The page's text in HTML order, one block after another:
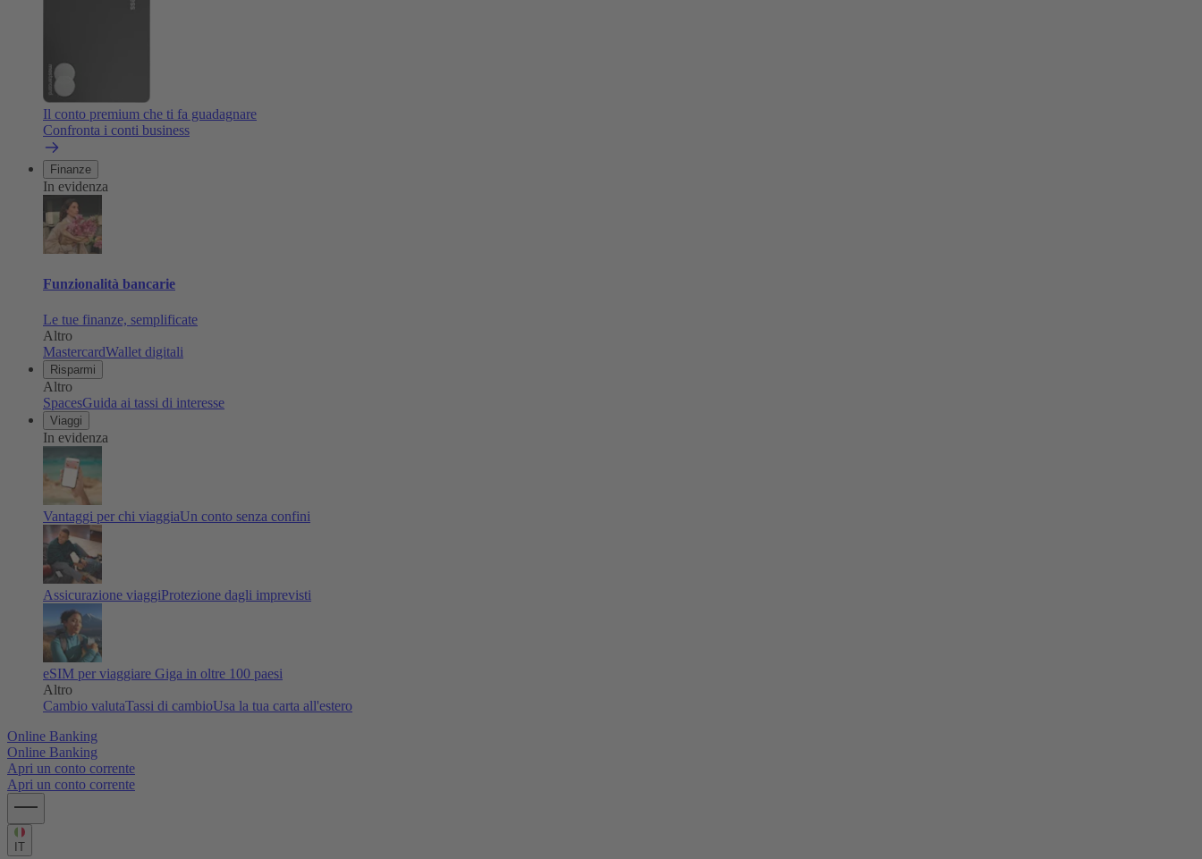
Il conto premium che ti fa guadagnare
Confronta i conti business
Finanze
In evidenza
Funzionalità bancarie
Le tue finanze, semplificate
Altro
MastercardWallet digitali
Risparmi
Altro
SpacesGuida ai tassi di interesse
Viaggi
In evidenza
Vantaggi per chi viaggiaUn conto senza confini
Assicurazione viaggiProtezione dagli imprevisti
eSIM per viaggiare Giga in oltre 100 paesi
Altro
Cambio valutaTassi di cambioUsa la tua carta all'estero
Online Banking
Online Banking
Apri un conto corrente
Apri un conto corrente
IT